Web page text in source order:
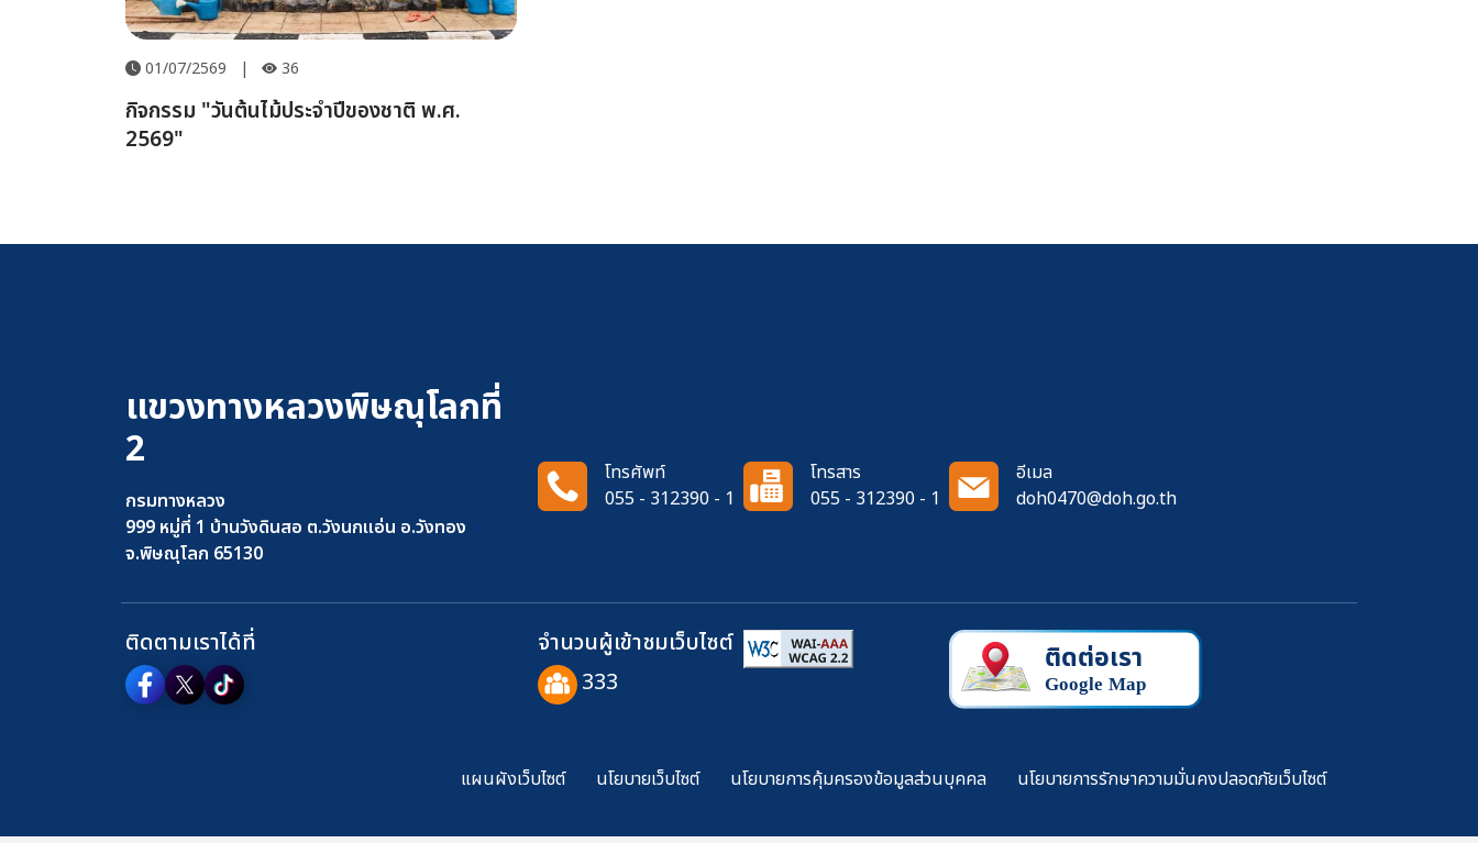
01/07/2569 | 36
กิจกรรม "วันต้นไม้ประจำปีของชาติ พ.ศ.
2569"
แขวงทางหลวงพิษณุโลกที่
2
กรมทางหลวง
999 หมู่ที่ 1 บ้านวังดินสอ ต.วังนกแอ่น อ.วังทอง
จ.พิษณุโลก 65130
โทรศัพท์
055 - 312390 - 1
โทรสาร
055 - 312390 - 1
อีเมล
doh0470@doh.go.th
ติดตามเราได้ที่
จำนวนผู้เข้าชมเว็บไซต์
333
แผนผังเว็บไซต์ นโยบายเว็บไซต์ นโยบายการคุ้มครองข้อมูลส่วนบุคคล นโยบายการรักษาความมั่นคงปลอดภัยเว็บไซต์